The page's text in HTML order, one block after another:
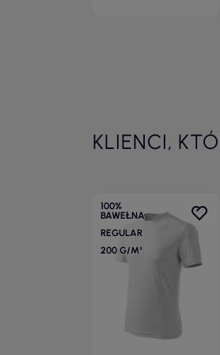
KLIENCI,
100%
BAWEŁNA
REGULAR
200 G/M²